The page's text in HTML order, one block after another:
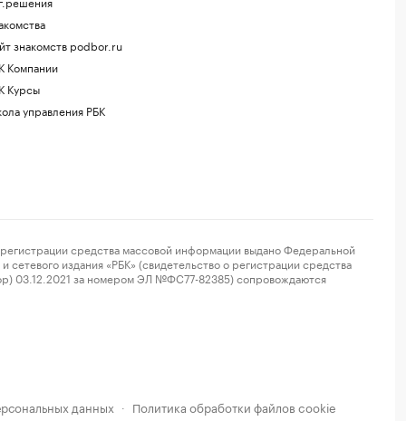
знакомств podbor.ru
Компании
Курсы
управления РБК
средства массовой информации выдано Федеральной
издания «РБК» (свидетельство о регистрации средства
03.12.2021 за номером ЭЛ №ФС77-82385) сопровождаются
данных · Политика обработки файлов cookie